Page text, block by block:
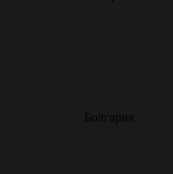
Болгария